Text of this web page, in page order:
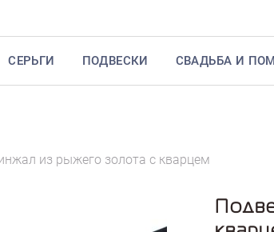
СЕРЬГИ ПОДВЕСКИ СВАДЬБА И
из рыжего золота с кварцем